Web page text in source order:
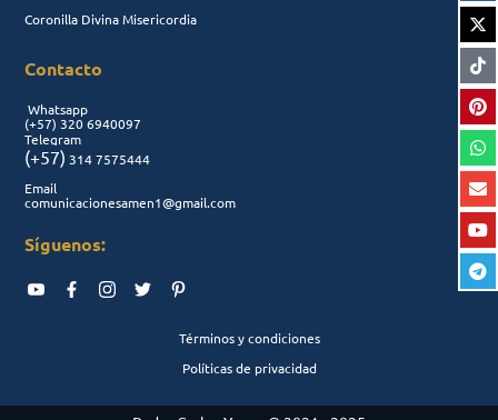
Coronilla Divina Misericordia
Contacto
Whatsapp
(+57) 320 6940097
Telegram
(+57) 314 7575444
Email
comunicacionesamen1@gmail.com
Síguenos:
Términos y condiciones
Políticas de privacidad